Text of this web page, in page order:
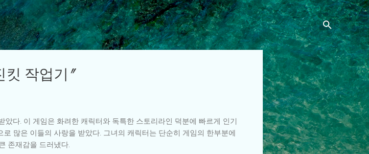
기본 콘텐츠로 건너뛰기
킷 작업기"
다. 이 게임은 화려한 캐릭터와 독특한 스토리라인 덕분에 빠르게 인기
많은 이들의 사랑을 받았다. 그녀의 캐릭터는 단순히 게임의 한부분에
존재감을 드러냈다.